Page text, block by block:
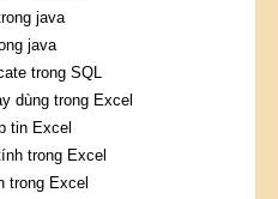
java
java
trong SQL
dùng trong Excel
tin Excel
trong Excel
trong Excel